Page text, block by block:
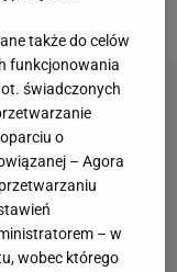
także do celów
funkcjonowania
świadczonych
o
– Agora
– w
wobec którego